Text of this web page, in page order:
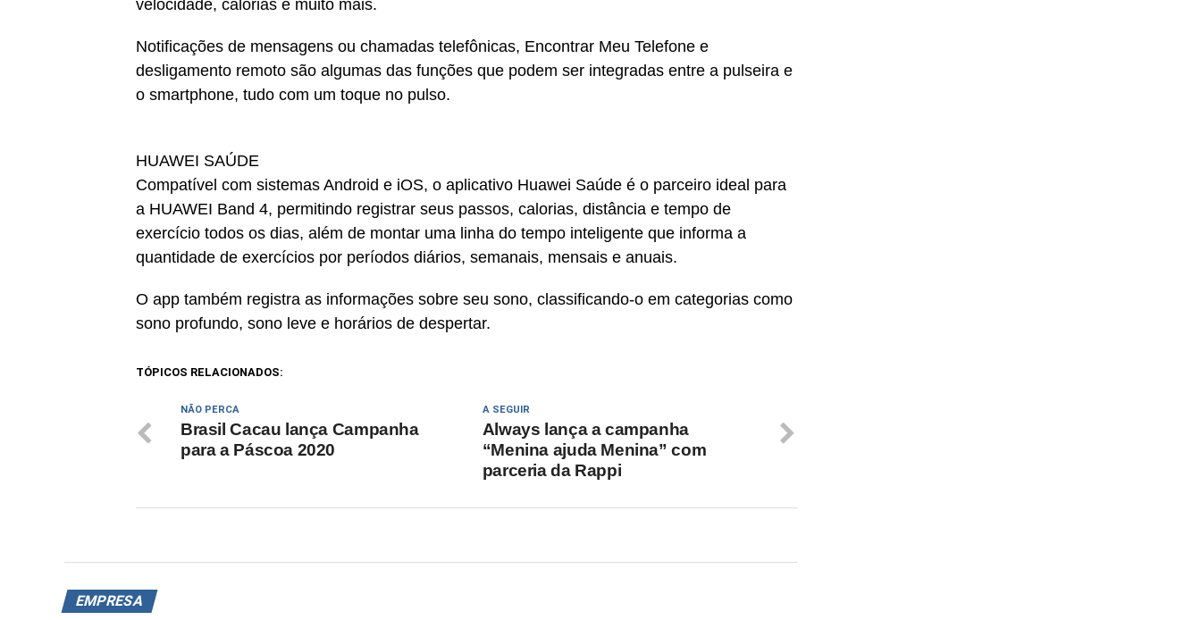
velocidade, calorias e muito mais.
Notificações de mensagens ou chamadas telefônicas, Encontrar Meu Telefone e
desligamento remoto são algumas das funções que podem ser integradas entre a pulseira e
o smartphone, tudo com um toque no pulso.
HUAWEI SAÚDE
Compatível com sistemas Android e iOS, o aplicativo Huawei Saúde é o parceiro ideal para
a HUAWEI Band 4, permitindo registrar seus passos, calorias, distância e tempo de
exercício todos os dias, além de montar uma linha do tempo inteligente que informa a
quantidade de exercícios por períodos diários, semanais, mensais e anuais.
O app também registra as informações sobre seu sono, classificando-o em categorias como
sono profundo, sono leve e horários de despertar.
TÓPICOS RELACIONADOS:
A SEGUIR
Always lança a campanha
“Menina ajuda Menina” com
parceria da Rappi
NÃO PERCA
Brasil Cacau lança Campanha
para a Páscoa 2020
EMPRESA